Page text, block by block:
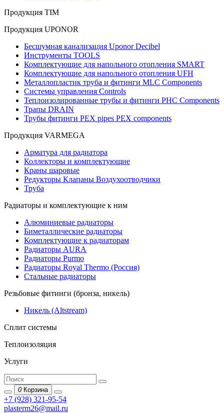
Продукция TIM
Продукция UPONOR
Бесшумная канализация Uponor Decibel
Инструменты TOOLS
Комплектующие для напольного отопления SMART
Комплектующие для напольного отопления UFH
Металлопластик труба и фитинги MLC Components
Системы управления Controls
Теплоизолированные трубы и фитинги PHC Components
Трапы DRAIN
Трубы фитинги PEX pipes PEX components
Продукция VARMEGA
Арматура для радиатора
Коллекторы и комплектующие
Краны шаровые
Редукторы Клапаны Воздухоотводчики
Труба
Радиаторы и комплектующие к ним
Алюминиевые радиаторы
Биметаллические радиаторы
Комплектующие к радиаторам
Радиаторы AURA
Радиаторы Purmo
Радиаторы Royal Thermo (Россия)
Стальные радиаторы
Резьбовые фитинги (бронза, никель)
Никель (Altstream)
Сплит системы
Теплоизоляция
Услуги
0 Корзина
+7 (928) 321-95-54
plasterm26@mail.ru